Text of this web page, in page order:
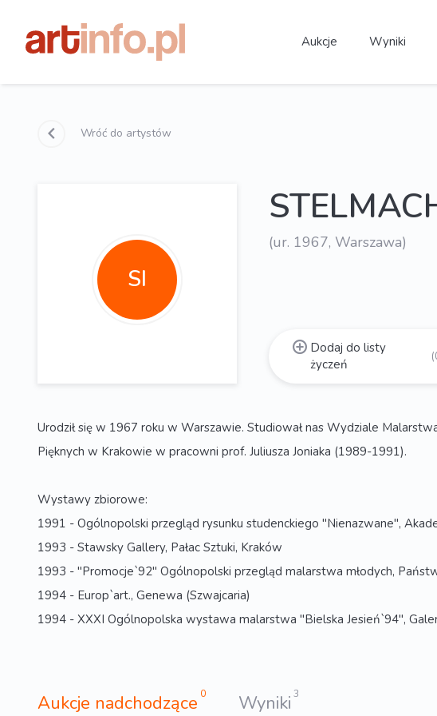
Aukcje Wyniki
Wróć do artystów
SI
(ur. 1967, Warszawa)
Dodaj do listy
życzeń
Urodził się w 1967 roku w Warszawie. Studiował nas Wydziale
Pięknych w Krakowie w pracowni prof. Juliusza Joniaka (1989-1991).
Wystawy zbiorowe:
1991 - Ogólnopolski przegląd rysunku studenckiego "Nienazwane",
1993 - Stawsky Gallery, Pałac Sztuki, Kraków
1993 - "Promocje`92" Ogólnopolski przegląd malarstwa młodych,
1994 - Europ`art., Genewa (Szwajcaria)
1994 - XXXI Ogólnopolska wystawa malarstwa "Bielska Jesień`94",
Aukcje nadchodzące 0 Wyniki 3